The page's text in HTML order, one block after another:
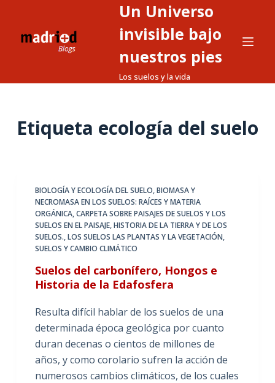
Un Universo
invisible bajo
nuestros pies
Los suelos y la vida
Etiqueta ecología del suelo
BIOLOGÍA Y ECOLOGÍA DEL SUELO,BIOMASA Y
NECROMASA EN LOS SUELOS: RAÍCES Y MATERIA
ORGÁNICA,CARPETA SOBRE PAISAJES DE SUELOS Y LOS
SUELOS EN EL PAISAJE,HISTORIA DE LA TIERRA Y DE LOS
SUELOS.,LOS SUELOS LAS PLANTAS Y LA VEGETACIÓN,
SUELOS Y CAMBIO CLIMÁTICO
Suelos del carbonífero, Hongos e
Historia de la Edafosfera
Resulta difícil hablar de los suelos de una
determinada época geológica por cuanto
duran decenas o cientos de millones de
años, y como corolario sufren la acción de
numerosos cambios climáticos, de los cuales